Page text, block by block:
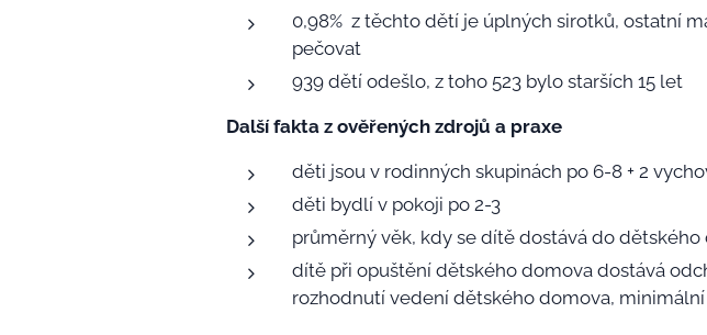
0,98% z těchto dětí je úplných sirotků, ostatní
pečovat
939 dětí odešlo, z toho 523 bylo starších 15 let
Další fakta z ověřených zdrojů a praxe
děti jsou v rodinných skupinách po 6-8 + 2
děti bydlí v pokoji po 2-3
průměrný věk, kdy se dítě dostává do
dítě při opuštění dětského domova dostává
rozhodnutí vedení dětského domova, minimální